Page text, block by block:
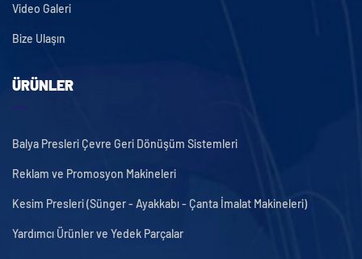
Video Galeri
Bize Ulaşın
ÜRÜNLER
Balya Presleri Çevre Geri Dönüşüm Sistemleri
Reklam ve Promosyon Makineleri
Kesim Presleri (Sünger - Ayakkabı - Çanta İmalat Makineleri)
Yardımcı Ürünler ve Yedek Parçalar